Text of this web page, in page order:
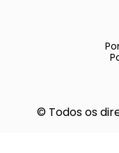
© Todos os